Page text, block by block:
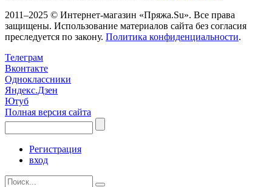
2011–2025 © Интернет-магазин «Пряжа.Su». Все права
защищены. Использование материалов сайта без согласия
преследуется по закону. Политика конфиденциальности.
Телеграм
Вконтакте
Одноклассники
Яндекс.Дзен
Ютуб
Полная версия сайта
Регистрация
вход